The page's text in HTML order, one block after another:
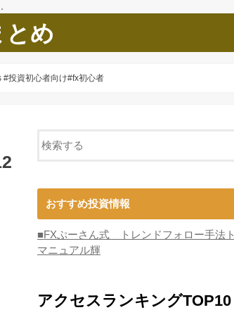
とめ
投資初心者向け#fx初心者
おすすめ投資情報
■FXぷーさん式 トレンドフォロー手法
マニュアル輝
アクセスランキングTOP10